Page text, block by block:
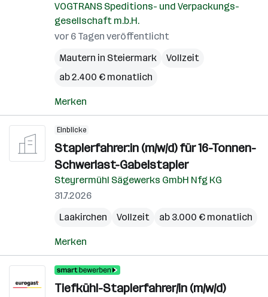
VOGTRANS Speditions- und Verpackungs-
gesellschaft m.b.H.
vor 6 Tagen veröffentlicht
Mautern in Steiermark
Vollzeit
ab 2.400 € monatlich
Merken
Einblicke
Staplerfahrer:in (m/w/d) für 16-Tonnen-
Schwerlast-Gabelstapler
Steyrermühl Sägewerks GmbH Nfg KG
31.7.2026
Laakirchen
Vollzeit ab 3.000 € monatlich
Merken
Tiefkühl-Staplerfahrer/in (m/w/d)